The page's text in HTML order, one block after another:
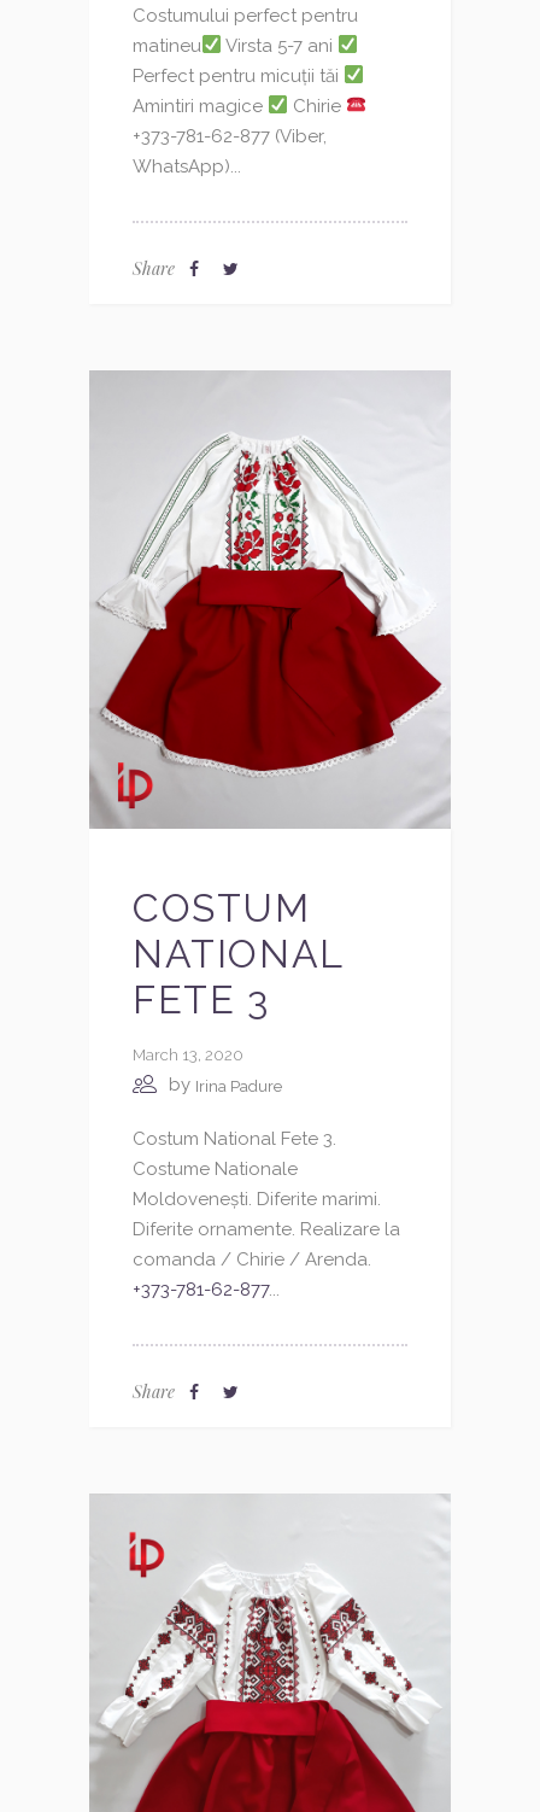
Costumului perfect pentru
matineu
Virsta 5-7 ani
Perfect pentru micuții tăi
Amintiri magice
Chirie
+373-781-62-877 (Viber,
WhatsApp)...
Share
COSTUM
NATIONAL
FETE 3
March 13, 2020
by Irina Padure
Costum National Fete 3.
Costume Nationale
Moldovenești. Diferite marimi.
Diferite ornamente. Realizare la
comanda / Chirie / Arenda.
+373-781-62-877...
Share